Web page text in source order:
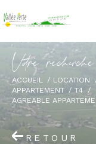
Vore recece
ACCUEIL LOCATION
APPARTEMENT
T4
AGREABLE
RETOUR